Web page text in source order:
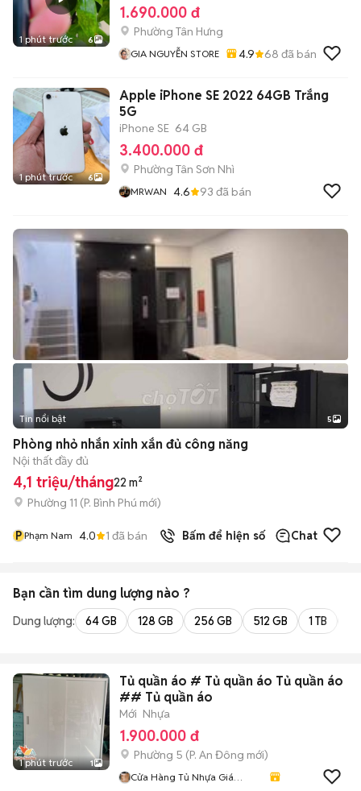
1 phút trước 6
1.690.000 đ
Phường Tân Hưng
GIA NGUYỄN STORE 4.9 68 đã bán
1 phút trước 6
Apple iPhone SE 2022 64GB Trắng
5G
iPhone SE 64 GB
3.400.000 đ
Phường Tân Sơn Nhì
MRWAN 4.6 93 đã bán
Tin nổi bật 5
Phòng nhỏ nhắn xinh xắn đủ công năng
Nội thất đầy đủ
4,1 triệu/tháng22 m²
Phường 11 (P. Bình Phú mới)
P Phạm Nam 4.0 1 đã bán Bấm để hiện số Chat
Bạn cần tìm dung lượng nào ?
Dung lượng: 64 GB 128 GB 256 GB 512 GB 1 TB
1 phút trước 1
Tủ quần áo # Tủ quần áo Tủ quần áo
## Tủ quần áo
Mới Nhựa
1.900.000 đ
Phường 5 (P. An Đông mới)
Cửa Hàng Tủ Nhựa Giá